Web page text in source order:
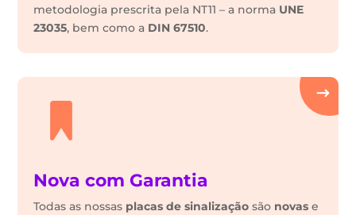
metodologia prescrita pela NT11 – a norma UNE
23035, bem como a DIN 67510.
Nova com Garantia
Todas as nossas placas de sinalização são novas e